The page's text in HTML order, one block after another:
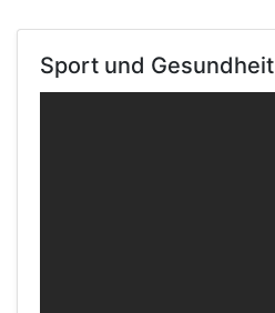
Sport und Gesundheit